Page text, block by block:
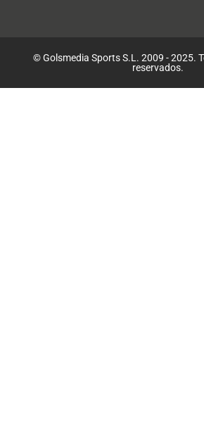
© Golsmedia Sports S.L. 2009 - 2025.
reservados.